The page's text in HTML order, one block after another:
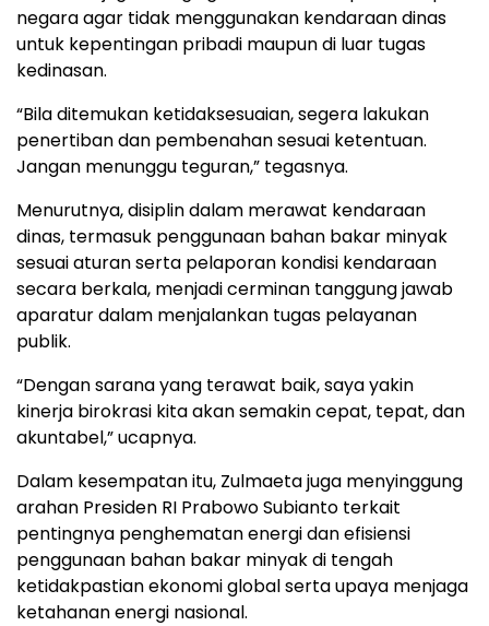
negara agar tidak menggunakan kendaraan dinas
untuk kepentingan pribadi maupun di luar tugas
kedinasan.
“Bila ditemukan ketidaksesuaian, segera lakukan
penertiban dan pembenahan sesuai ketentuan.
Jangan menunggu teguran,” tegasnya.
Menurutnya, disiplin dalam merawat kendaraan
dinas, termasuk penggunaan bahan bakar minyak
sesuai aturan serta pelaporan kondisi kendaraan
secara berkala, menjadi cerminan tanggung jawab
aparatur dalam menjalankan tugas pelayanan
publik.
“Dengan sarana yang terawat baik, saya yakin
kinerja birokrasi kita akan semakin cepat, tepat, dan
akuntabel,” ucapnya.
Dalam kesempatan itu, Zulmaeta juga menyinggung
arahan Presiden RI Prabowo Subianto terkait
pentingnya penghematan energi dan efisiensi
penggunaan bahan bakar minyak di tengah
ketidakpastian ekonomi global serta upaya menjaga
ketahanan energi nasional.